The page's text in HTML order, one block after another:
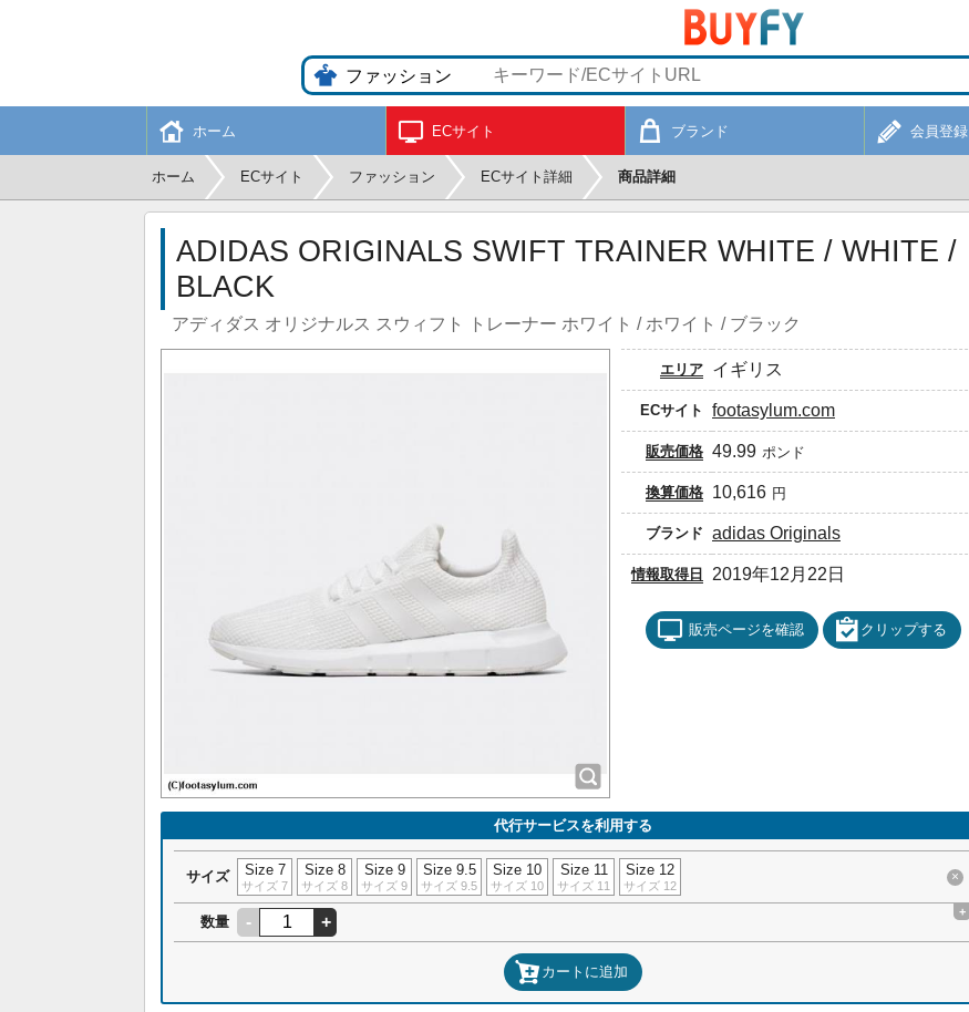
ホーム ECサイト ブランド 会員登録
ホーム ECサイト ファッション ECサイト詳細 商品詳細
ADIDAS ORIGINALS SWIFT TRAINER WHITE / WHITE /
BLACK
アディダス オリジナルス スウィフト トレーナー ホワイト / ホワイト / ブラック
エリア イギリス
ECサイト footasylum.com
販売価格 49.99 ポンド
換算価格 10,616 円
ブランド adidas Originals
情報取得日 2019年12月22日
販売ページを確認 クリップする
代行サービスを利用する
サイズ Size 7
サイズ 7
Size 8
サイズ 8
Size 9
サイズ 9
Size 9.5
サイズ 9.5
Size 10
サイズ 10
Size 11
サイズ 11
Size 12
サイズ 12
×
数量 - +
+
カートに追加